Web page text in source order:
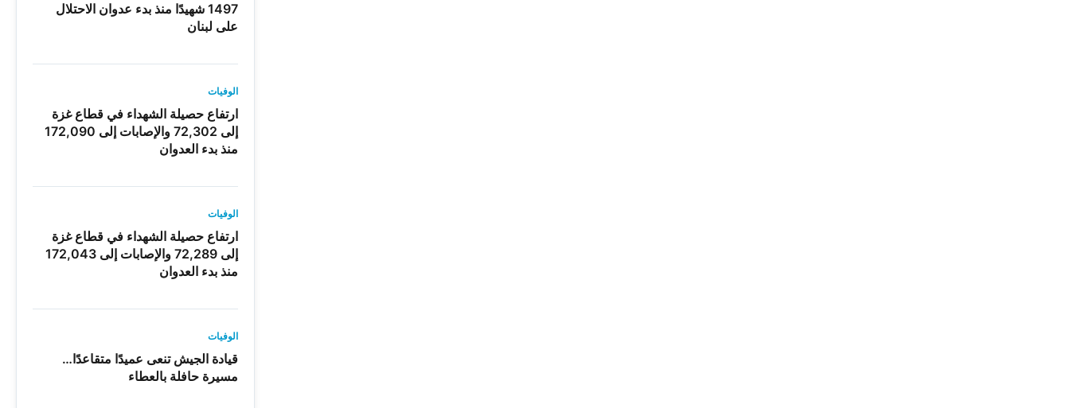
1497 شهيدًا منذ بدء عدوان الاحتلال
على لبنان
الوفيات
ارتفاع حصيلة الشهداء في قطاع غزة
إلى 72,302 والإصابات إلى 172,090
منذ بدء العدوان
الوفيات
ارتفاع حصيلة الشهداء في قطاع غزة
إلى 72,289 والإصابات إلى 172,043
منذ بدء العدوان
الوفيات
قيادة الجيش تنعى عميدًا متقاعدًا…
مسيرة حافلة بالعطاء